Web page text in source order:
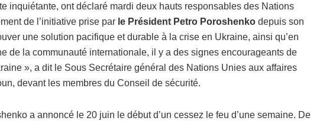
inquiétante, ont déclaré mardi deux hauts responsables des Nations
de l’initiative prise par le Président Petro Poroshenko depuis son
une solution pacifique et durable à la crise en Ukraine, ainsi qu’en
de la communauté internationale, il y a des signes encourageants de
», a dit le Sous Secrétaire général des Nations Unies aux affaires
devant les membres du Conseil de sécurité.
a annoncé le 20 juin le début d’un cessez le feu d’une semaine. De